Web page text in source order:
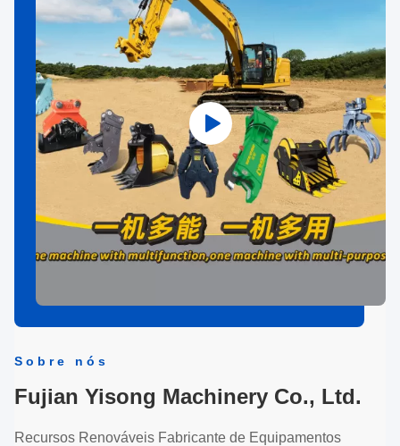
Sobre nós
Fujian Yisong Machinery Co., Ltd.
Recursos Renováveis Fabricante de Equipamentos